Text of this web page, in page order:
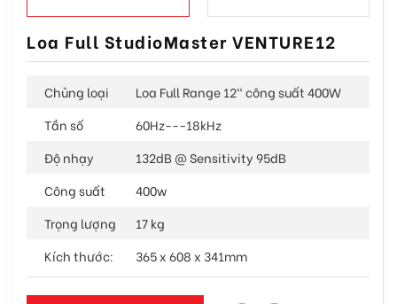
Loa Full StudioMaster VENTURE12
Chủng loại
Loa Full Range 12" công suất 400W
Tần số
60Hz---18kHz
Độ nhạy
132dB @ Sensitivity 95dB
Công suất
400w
Trọng lượng
17 kg
Kích thước:
365 x 608 x 341mm